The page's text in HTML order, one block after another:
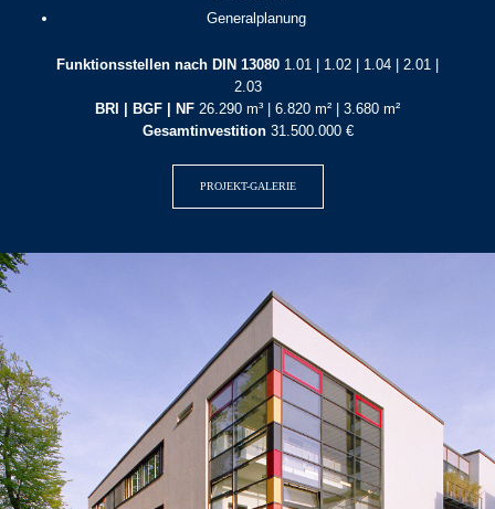
Generalplanung
Funktionsstellen nach DIN 13080 1.01 | 1.02 | 1.04 | 2.01 |
2.03
BRI | BGF | NF 26.290 m³ | 6.820 m² | 3.680 m²
Gesamtinvestition31.500.000 €
PROJEKT-GALERIE